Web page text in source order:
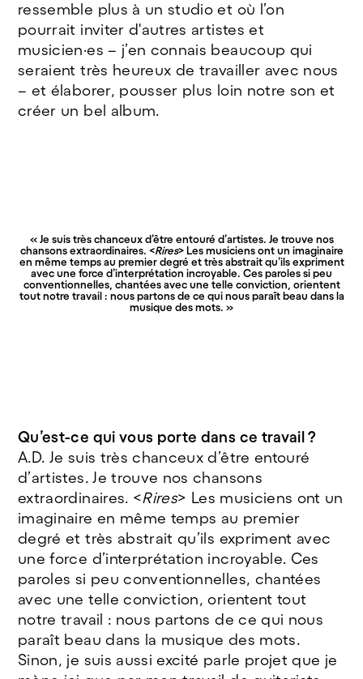
ressemble plus à un studio et où l’on
pourrait inviter d'autres artistes et
musicien·es – j’en connais beaucoup qui
seraient très heureux de travailler avec nous
– et élaborer, pousser plus loin notre son et
créer un bel album.
« Je suis très chanceux d’être entouré d’artistes. Je trouve nos
chansons extraordinaires. <Rires> Les musiciens ont un imaginaire
en même temps au premier degré et très abstrait qu’ils expriment
avec une force d’interprétation incroyable. Ces paroles si peu
conventionnelles, chantées avec une telle conviction, orientent
tout notre travail : nous partons de ce qui nous paraît beau dans la
musique des mots. »
Qu’est-ce qui vous porte dans ce travail ?
A.D. Je suis très chanceux d’être entouré
d’artistes. Je trouve nos chansons
extraordinaires. <Rires> Les musiciens ont un
imaginaire en même temps au premier
degré et très abstrait qu’ils expriment avec
une force d’interprétation incroyable. Ces
paroles si peu conventionnelles, chantées
avec une telle conviction, orientent tout
notre travail : nous partons de ce qui nous
paraît beau dans la musique des mots.
Sinon, je suis aussi excité parle projet que je